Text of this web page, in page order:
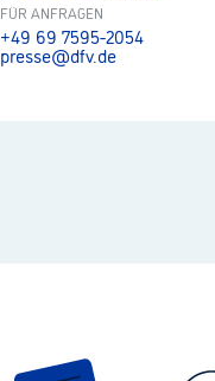
FÜR ANFRAGEN
+49 69 7595-2054
presse@dfv.de